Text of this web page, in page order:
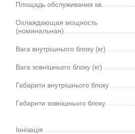
Площадь обслуживания кв.
Охлаждающая мощность
(номинальная)
Вага внутрішнього блоку (кг)
Вага зовнішнього блоку (кг)
Габарити внутрішнього блоку
Габарити зовнішнього блоку
Іонізація